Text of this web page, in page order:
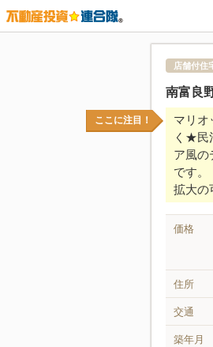
店舗付住
南富良
ここに注目！
マリ
く★民
ア風
です。
拡大の
価格
住所
交通
築年月